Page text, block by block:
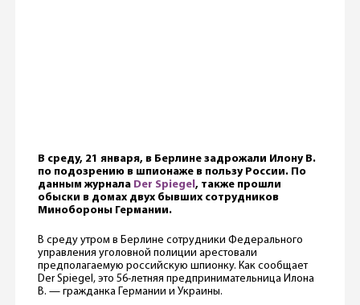
В среду, 21 января, в Берлине задрожали Илону В.
по подозрению в шпионаже в пользу России. По
данным журнала Der Spiegel , также прошли
обыски в домах двух бывших сотрудников
Минобороны Германии.
В среду утром в Берлине сотрудники Федерального
управления уголовной полиции арестовали
предполагаемую российскую шпионку. Как сообщает
Der Spiegel, это 56-летняя предпринимательница Илона
В. — гражданка Германии и Украины.